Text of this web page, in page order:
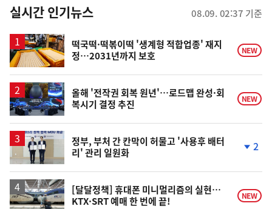
뉴
스
실시간 인기뉴스 08.09. 02:37 기준
떡국떡·떡볶이떡 '생계형 적합업종' 재지
정…2031년까지 보호
NEW
올해 '전작권 회복 원년'…로드맵 완성·회
복시기 결정 추진
NEW
정부, 부처 간 칸막이 허물고 '사용후 배터
리' 관리 일원화
하
락
2
[달달정책] 휴대폰 미니멀리즘의 실현…
KTX·SRT 예매 한 번에 끝!
NEW